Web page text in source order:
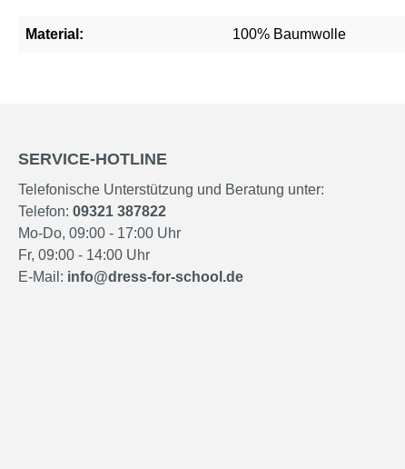
Material: 100% Baumwolle
SERVICE-HOTLINE
Telefonische Unterstützung und Beratung unter:
Telefon: 09321 387822
Mo-Do, 09:00 - 17:00 Uhr
Fr, 09:00 - 14:00 Uhr
E-Mail: info@dress-for-school.de